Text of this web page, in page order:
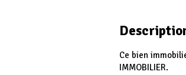
Ce bien
IMMOBILIER.